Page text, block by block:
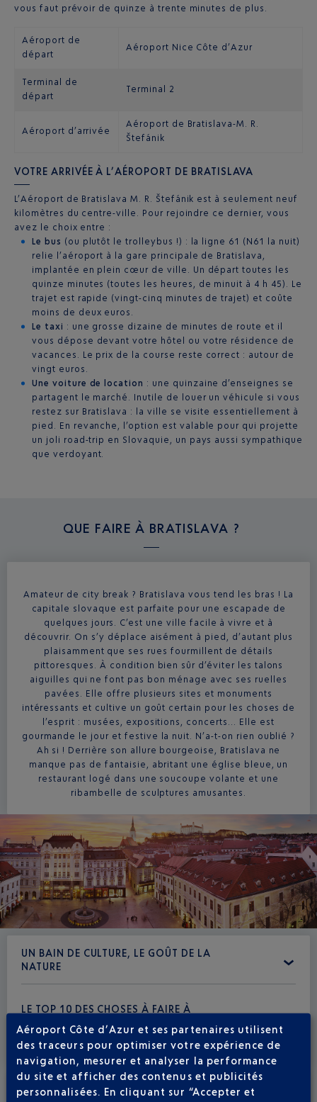
vous faut prévoir de quinze à trente minutes de plus.
Aéroport de
départ
Aéroport Nice Côte d’Azur
Terminal de
départ
Terminal 2
Aéroport d’arrivée
Aéroport de Bratislava-M. R.
Štefánik
VOTRE ARRIVÉE À L’AÉROPORT DE BRATISLAVA
L’Aéroport de Bratislava M. R. Štefánik est à seulement neuf
kilomètres du centre-ville. Pour rejoindre ce dernier, vous
avez le choix entre :
Le bus (ou plutôt le trolleybus !) : la ligne 61 (N61 la nuit)
relie l’aéroport à la gare principale de Bratislava,
implantée en plein cœur de ville. Un départ toutes les
quinze minutes (toutes les heures, de minuit à 4 h 45). Le
trajet est rapide (vingt-cinq minutes de trajet) et coûte
moins de deux euros.
Le taxi : une grosse dizaine de minutes de route et il
vous dépose devant votre hôtel ou votre résidence de
vacances. Le prix de la course reste correct : autour de
vingt euros.
Une voiture de location : une quinzaine d’enseignes se
partagent le marché. Inutile de louer un véhicule si vous
restez sur Bratislava : la ville se visite essentiellement à
pied. En revanche, l’option est valable pour qui projette
un joli road-trip en Slovaquie, un pays aussi sympathique
que verdoyant.
QUE FAIRE À BRATISLAVA ?
Amateur de city break ? Bratislava vous tend les bras ! La
capitale slovaque est parfaite pour une escapade de
quelques jours. C’est une ville facile à vivre et à
découvrir. On s’y déplace aisément à pied, d’autant plus
plaisamment que ses rues fourmillent de détails
pittoresques. À condition bien sûr d’éviter les talons
aiguilles qui ne font pas bon ménage avec ses ruelles
pavées. Elle offre plusieurs sites et monuments
intéressants et cultive un goût certain pour les choses de
l’esprit : musées, expositions, concerts… Elle est
gourmande le jour et festive la nuit. N’a-t-on rien oublié ?
Ah si ! Derrière son allure bourgeoise, Bratislava ne
manque pas de fantaisie, abritant une église bleue, un
restaurant logé dans une soucoupe volante et une
ribambelle de sculptures amusantes.
UN BAIN DE CULTURE, LE GOÛT DE LA
NATURE
LE TOP 10 DES CHOSES À FAIRE À
BRATISLAVA
Aéroport Côte d’Azur et ses partenaires utilisent
des traceurs pour optimiser votre expérience de
navigation, mesurer et analyser la performance
du site et afficher des contenus et publicités
personnalisées. En cliquant sur “Accepter et